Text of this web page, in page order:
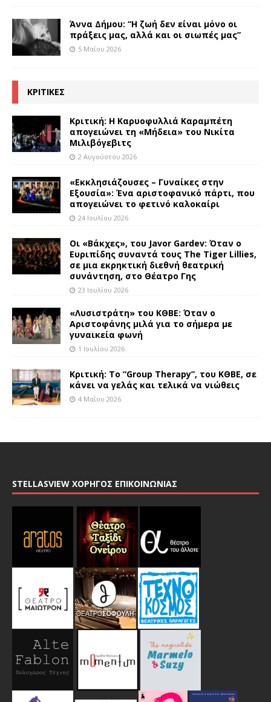
Άννα Δήμου: “Η ζωή δεν είναι μόνο οι
πράξεις μας, αλλά και οι σιωπές μας”
5 Μαΐου 2026
ΚΡΙΤΙΚΕΣ
Κριτική: Η Καρυοφυλλιά Καραμπέτη
απογειώνει τη «Μήδεια» του Νικίτα
Μιλιβόγεβιτς
2 Αυγούστου 2026
«Εκκλησιάζουσες – Γυναίκες στην
Εξουσία»: Ένα αριστοφανικό πάρτι, που
απογειώνει το φετινό καλοκαίρι
24 Ιουλίου 2026
Οι «Βάκχες», του Javor Gardev: Όταν ο
Ευριπίδης συναντά τους The Tiger Lillies,
σε μια εκρηκτική διεθνή θεατρική
συνάντηση, στο Θέατρο Γης
23 Ιουλίου 2026
«Λυσιστράτη» του ΚΘΒΕ: Όταν ο
Αριστοφάνης μιλά για το σήμερα με
γυναικεία φωνή
1 Ιουλίου 2026
Κριτική: Το “Group Therapy”, του ΚΘΒΕ, σε
κάνει να γελάς και τελικά να νιώθεις
4 Μαΐου 2026
STELLASVIEW ΧΟΡΗΓΟΣ ΕΠΙΚΟΙΝΩΝΙΑΣ